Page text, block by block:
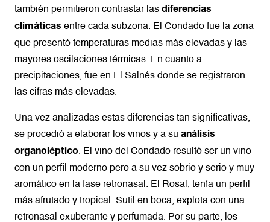
también permitieron contrastar las diferencias
climáticas entre cada subzona. El Condado fue la zona
que presentó temperaturas medias más elevadas y las
mayores oscilaciones térmicas. En cuanto a
precipitaciones, fue en El Salnés donde se registraron
las cifras más elevadas.
Una vez analizadas estas diferencias tan significativas,
se procedió a elaborar los vinos y a su análisis
organoléptico. El vino del Condado resultó ser un vino
con un perfil moderno pero a su vez sobrio y serio y muy
aromático en la fase retronasal. El Rosal, tenía un perfil
más afrutado y tropical. Sutil en boca, explota con una
retronasal exuberante y perfumada. Por su parte, los